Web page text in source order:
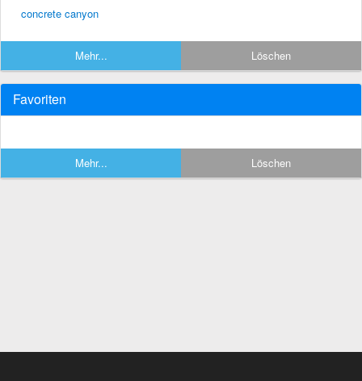
concrete canyon
Mehr... Löschen
Favoriten
Mehr... Löschen